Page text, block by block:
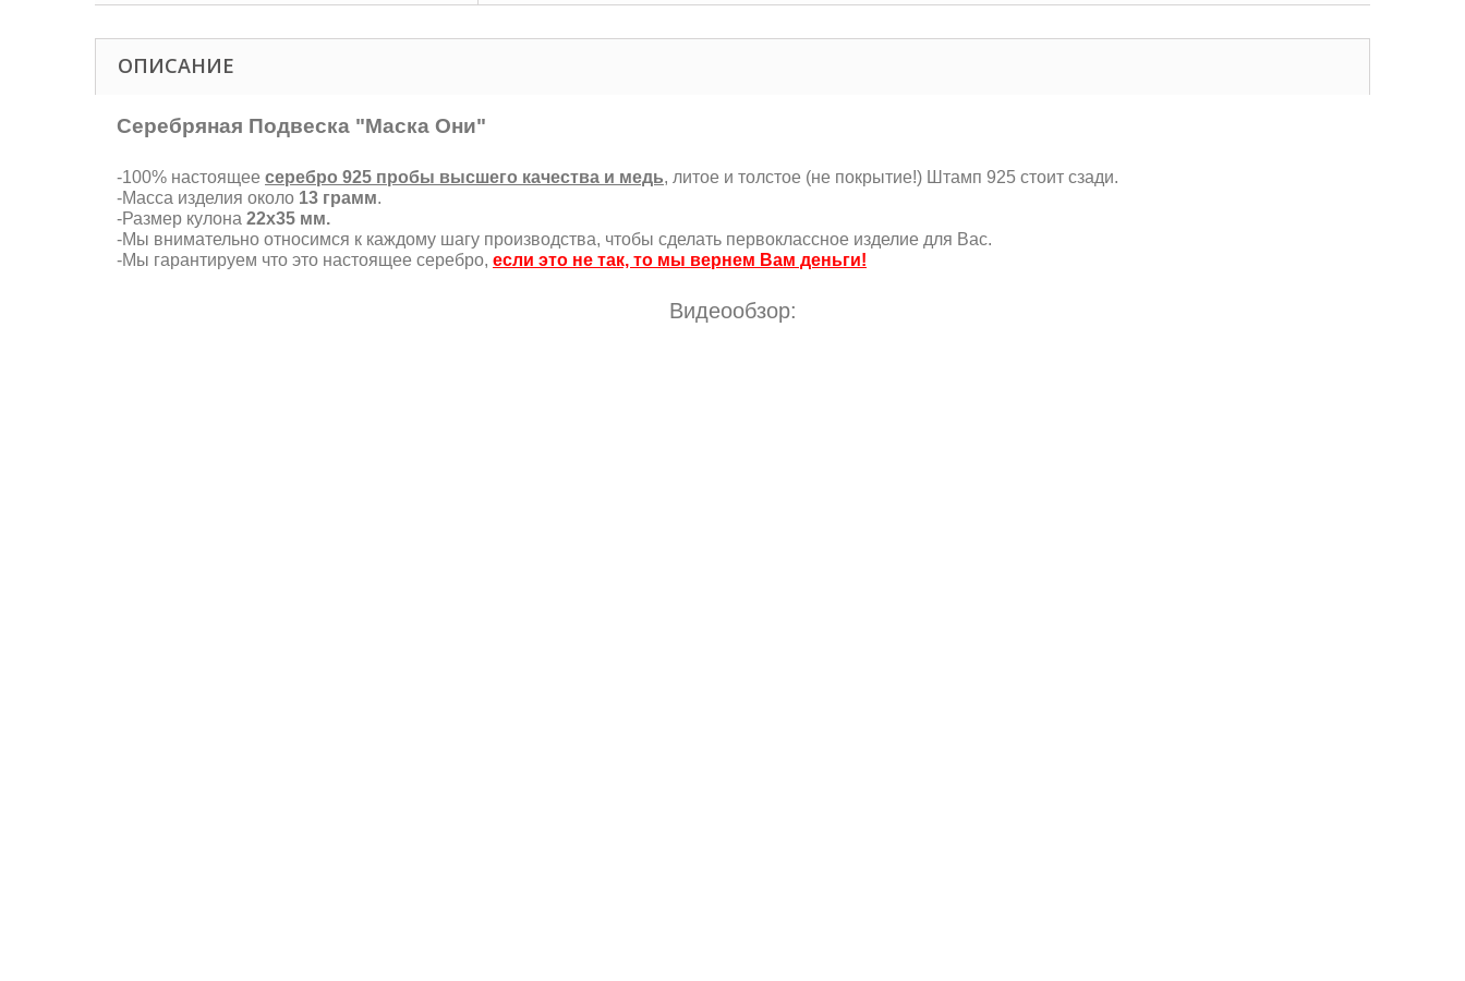
ОПИСАНИЕ
Серебряная Подвеска "Маска Они"
-100% настоящее серебро 925 пробы высшего качества и медь, литое и толстое (не покрытие!) Штамп 925 стоит сзади.
-Масса изделия около 13 грамм.
-Размер кулона 22х35 мм.
-Мы внимательно относимся к каждому шагу производства, чтобы сделать первоклассное изделие для Вас.
-Мы гарантируем что это настоящее серебро, если это не так, то мы вернем Вам деньги!
Видеообзор: